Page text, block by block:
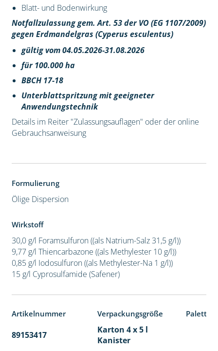
Blatt- und Bodenwirkung
Notfallzulassung gem. Art. 53 der VO (EG 1107/2009)
gegen Erdmandelgras (Cyperus esculentus)
gültig vom 04.05.2026-31.08.2026
für 100.000 ha
BBCH 17-18
Unterblattspritzung mit geeigneter
Anwendungstechnik
Details im Reiter "Zulassungsauflagen" oder der online
Gebrauchsanweisung
Formulierung
Ölige Dispersion
Wirkstoff
30,0 g/l Foramsulfuron ((als Natrium-Salz 31,5 g/l))
9,77 g/l Thiencarbazone ((als Methylester 10 g/l))
0,85 g/l Iodosulfuron ((als Methylester-Na 1 g/l))
15 g/l Cyprosulfamide (Safener)
Artikelnummer Verpackungsgröße
89153417
Karton 4 x 5 l
Kanister